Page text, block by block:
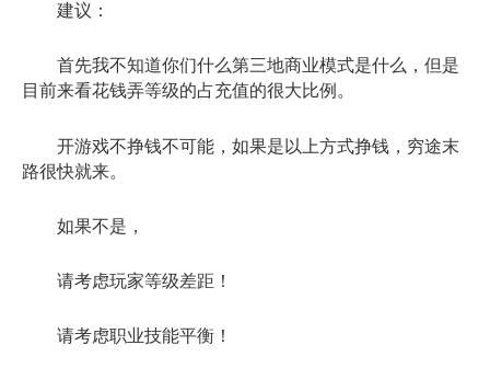
建议：
首先我不知道你们什么第三地商业模式是什么，但是
目前来看花钱弄等级的占充值的很大比例。
开游戏不挣钱不可能，如果是以上方式挣钱，穷途末
路很快就来。
如果不是，
请考虑玩家等级差距！
请考虑职业技能平衡！